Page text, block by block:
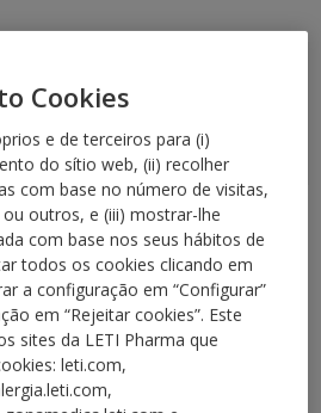
dos aracnídeos. Estão
espécies. De acordo com a sua
dois grupos: ácaros domésticos
Cookies
e de terceiros para (i)
do sítio web, (ii) recolher
com base no número de visitas,
outros, e (iii) mostrar-lhe
com base nos seus hábitos de
todos os cookies clicando em
a configuração em “Configurar”
em “Rejeitar cookies”. Este
sites da LETI Pharma que
leti.com,